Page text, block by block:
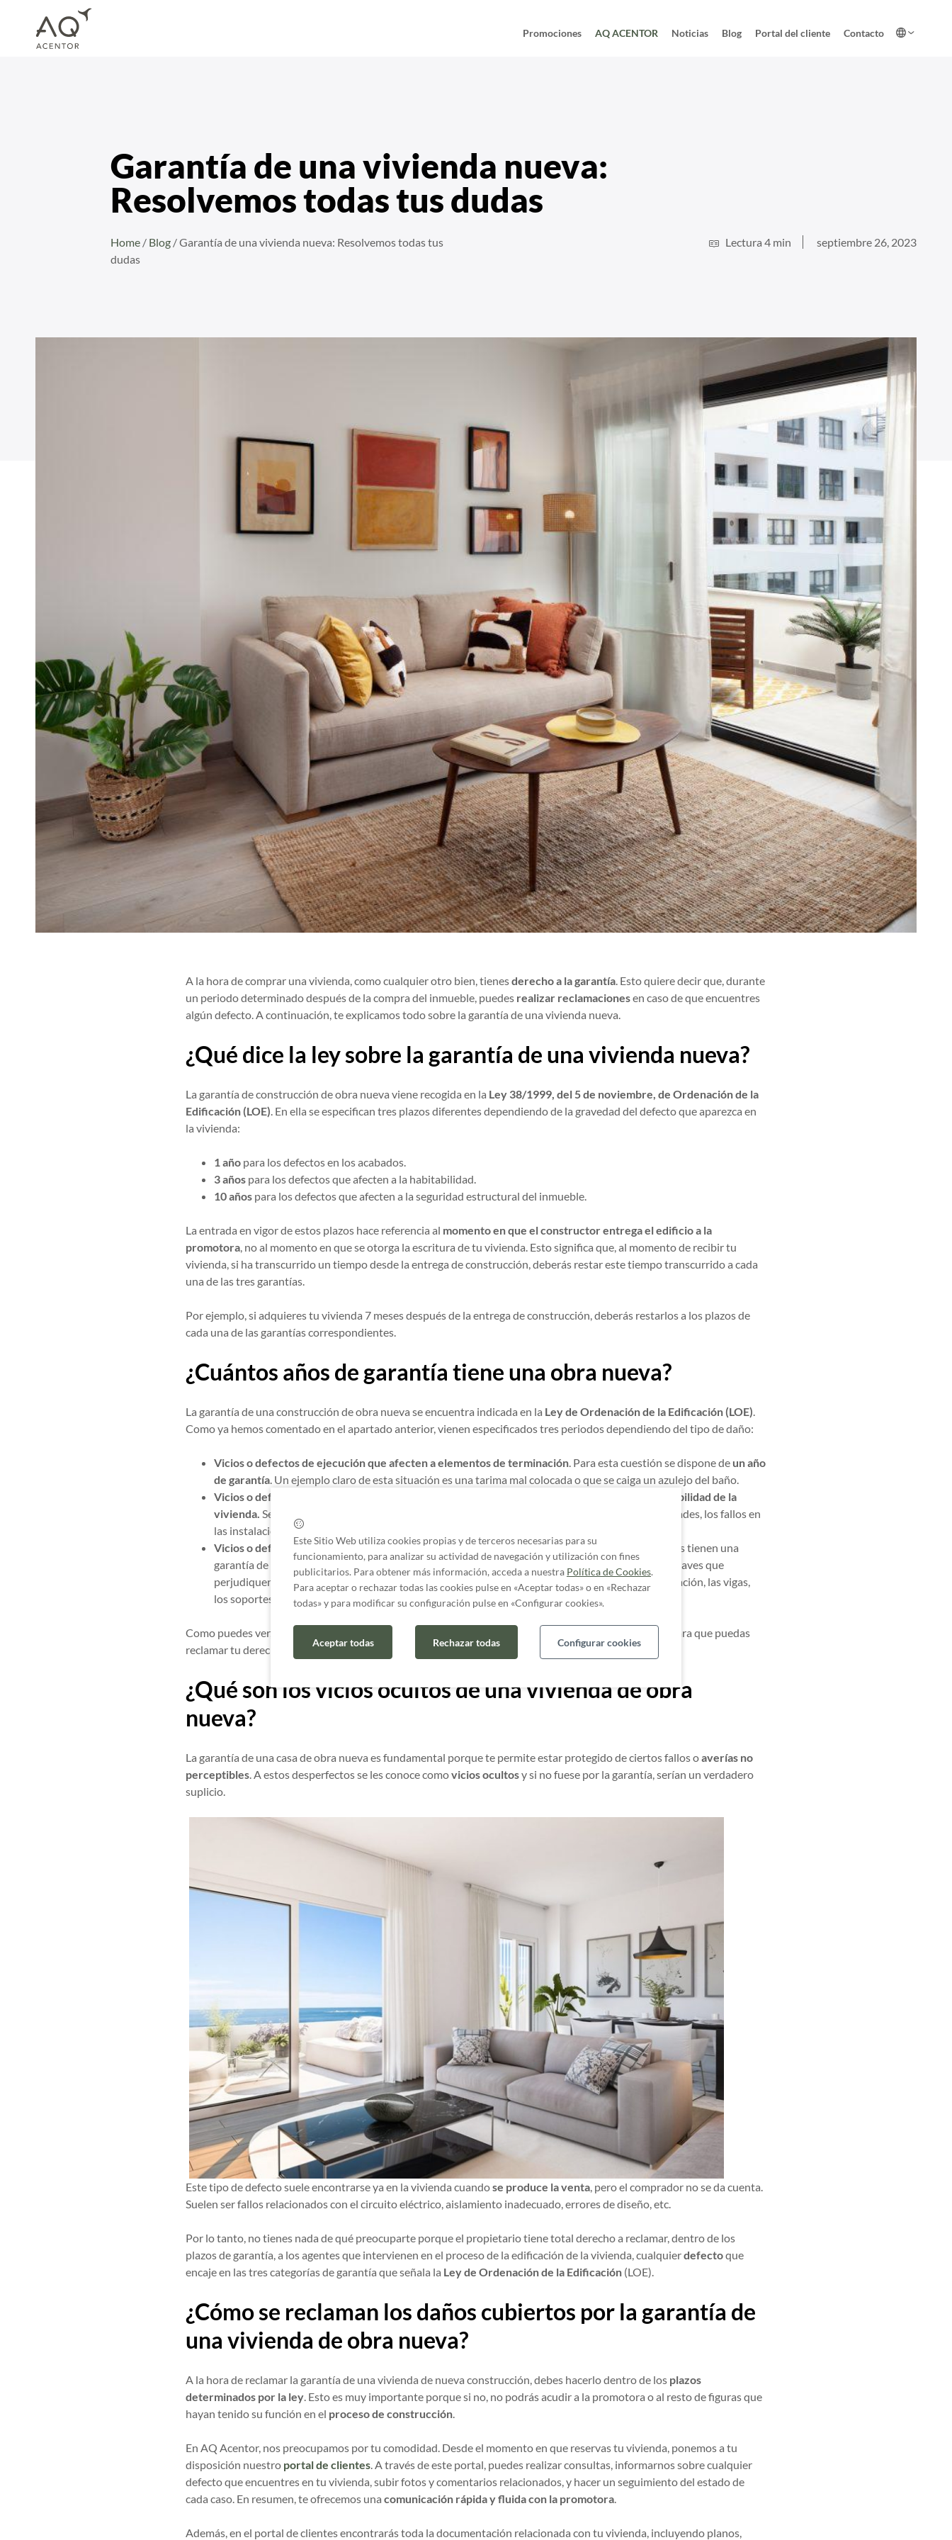
Promociones AQ ACENTOR Noticias Blog Portal del cliente Contacto
Garantía de una vivienda nueva:
Resolvemos todas tus dudas
Home / Blog /Garantía de una vivienda nueva: Resolvemos todas tus
dudas
Lectura 4 min septiembre 26, 2023
A la hora de comprar una vivienda, como cualquier otro bien, tienesderecho a la garantía. Esto quiere decir que, durante
un periodo determinado después de la compra del inmueble, puedes realizar reclamacionesen caso de que encuentres
algún defecto. A continuación, te explicamos todo sobre la garantía de una vivienda nueva.
¿Qué dice la ley sobre la garantía de una vivienda nueva?
La garantía de construcción de obra nueva viene recogida en la Ley 38/1999, del 5 de noviembre, de Ordenación de la
Edificación (LOE). En ella se especifican tres plazos diferentes dependiendo de la gravedad del defecto que aparezca en
la vivienda:
1 año para los defectos en los acabados.
3 años para los defectos que afecten a la habitabilidad.
10 años para los defectos que afecten a la seguridad estructural del inmueble.
La entrada en vigor de estos plazos hace referencia al momento en que el constructor entrega el edificioa la
promotora, no al momento en que se otorga la escritura de tu vivienda. Esto significa que, al momento de recibir tu
vivienda, si ha transcurrido un tiempo desde la entrega de construcción, deberás restar este tiempo transcurrido a cada
una de las tres garantías.
Por ejemplo, si adquieres tu vivienda 7 meses después de la entrega de construcción, deberás restarlos a los plazos de
cada una de las garantías correspondientes.
¿Cuántos años de garantía tiene una obra nueva?
La garantía de una construcción de obra nueva se encuentra indicada en la Ley de Ordenación de la Edificación (LOE).
Como ya hemos comentado en el apartado anterior, vienen especificados tres periodos dependiendo del tipo de daño:
Vicios o defectos de ejecución que afecten a elementos de terminación. Para esta cuestión se dispone de un año
de garantía. Un ejemplo claro de esta situación es una tarima mal colocada o que se caiga un azulejo del baño.
Vicios o defectos de los elementos constructivos o de las instalaciones que afecten a la habitabilidad de la
vivienda. Se cuenta con una garantía de
. Algunos ejemplos de este caso son las humedades, los fallos en
las instalaciones del agua, electricidad, gas, etc.
Vicios o defectos que tengan su origen o afecten a elementos estructurales. Estos desperfectos tienen una
garantía de
y están cubiertos por el seguro decenal. Se incluyen los desperfectos más graves que
perjudiquen a la resistencia mecánica y a la estabilidad de la
construcción
; por ejemplo, la cimentación, las vigas,
los soportes, los muros de carga, etc. En definitiva, todo aquello que altere la estructura.
Como puedes ver, la garantía de una vivienda nueva cubre una amplia gama de fallos y
para que puedas
reclamar tu derecho a residir en uninmueble de calidad.
¿Qué son los vicios ocultos de una vivienda de obra
nueva?
La garantía de una casa de obra nueva es fundamental porque te permite estar protegido de ciertos fallos oaverías no
perceptibles. A estos desperfectos se les conoce comovicios ocultosy si no fuese por la garantía, serían un verdadero
suplicio.
Este tipo de defecto suele encontrarse ya en la vivienda cuandose produce la venta, pero el comprador no se da cuenta.
Suelen ser fallos relacionados con el circuito eléctrico, aislamiento inadecuado, errores de diseño, etc.
Por lo tanto, no tienes nada de qué preocuparte porque el propietario tiene total derecho a reclamar, dentro de los
plazos de garantía, a los agentes que intervienen en el proceso de la edificación de la vivienda, cualquierdefectoque
encaje en las tres categorías de garantía que señala la Ley de Ordenación de la Edificación (LOE).
¿Cómo se reclaman los daños cubiertos por la garantía de
una vivienda de obra nueva?
A la hora de reclamar la garantía de una vivienda de nueva construcción, debes hacerlo dentro de los plazos
determinados por la ley. Esto es muy importante porque si no, no podrás acudir a la promotora o al resto de figuras que
hayan tenido su función en el proceso de construcción.
En AQ Acentor, nos preocupamos por tu comodidad. Desde el momento en que reservas tu vivienda, ponemos a tu
disposición nuestro portal de clientes. A través de este portal, puedes realizar consultas, informarnos sobre cualquier
defecto que encuentres en tu vivienda, subir fotos y comentarios relacionados, y hacer un seguimiento del estado de
cada caso. En resumen, te ofrecemos unacomunicación rápida y fluida con la promotora.
Además, en el portal de clientes encontrarás toda la documentación relacionada con tu vivienda, incluyendo planos,
Este Sitio Web utiliza cookies propias y de terceros necesarias para su
funcionamiento, para analizar su actividad de navegación y utilización con fines
publicitarios. Para obtener más información, acceda a nuestra Política de Cookies.
Para aceptar o rechazar todas las cookies pulse en «Aceptar todas» o en «Rechazar
todas» y para modificar su configuración pulse en «Configurar cookies».
Aceptar todas Rechazar todas Configurar cookies